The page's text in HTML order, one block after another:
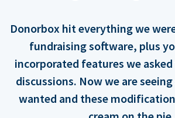
Donorbox hit everything we
fundraising software, plus
incorporated features we
discussions. Now we are
wanted and these